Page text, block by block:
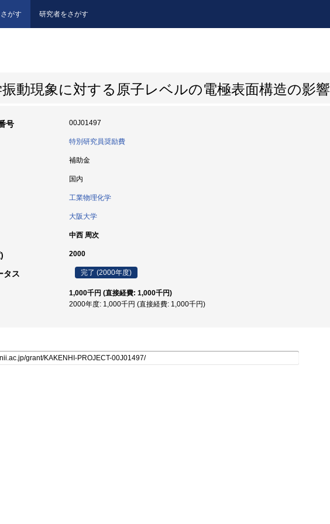
がす 研究者をさがす
動現象に対する原子レベルの電極表面構造の影響
号 00J01497
特別研究員奨励費
補助金
国内
工業物理化学
大阪大学
中西 周次
2000
タス 完了 (2000年度)
1,000千円 (直接経費: 1,000千円)
2000年度: 1,000千円 (直接経費: 1,000千円)